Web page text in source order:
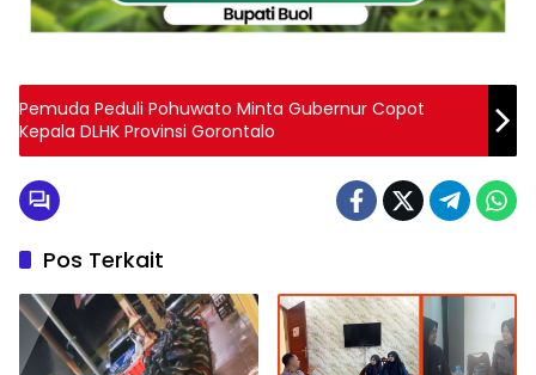
Pemuda Peduli Pohuwato Minta Gubernur Copot
Kepala DLHK Provinsi Gorontalo
Pos Terkait